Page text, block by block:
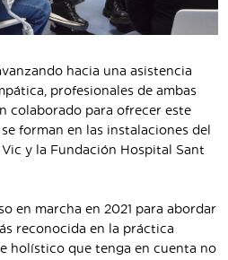
hacia una asistencia
profesionales de ambas
colaborado para ofrecer este
forman en las instalaciones del
y la Fundación Hospital Sant
en marcha en 2021 para abordar
reconocida en la práctica
holístico que tenga en cuenta no